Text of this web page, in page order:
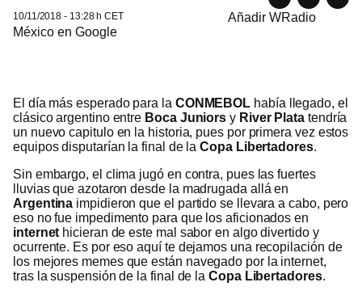
10/11/2018 - 13:28 h CET
Añadir WRadio
México en Google
El día más esperado para la CONMEBOL había llegado, el
clásico argentino entre Boca Juniors y River Plata tendría
un nuevo capitulo en la historia, pues por primera vez estos
equipos disputarían la final de laCopa Libertadores.
Sin embargo, el clima jugó en contra, pues las fuertes
lluvias que azotaron desde la madrugada allá en
Argentina impidieron que el partido se llevara a cabo, pero
eso no fue impedimento para que los aficionados en
internet hicieran de este mal sabor en algo divertido y
ocurrente. Es por eso aquí te dejamos una recopilación de
los mejores memes que están navegado por la internet,
tras la suspensión de la final de laCopa Libertadores.